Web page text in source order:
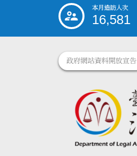
::: 本月造訪人次
16,581
政府網站資料開放宣告